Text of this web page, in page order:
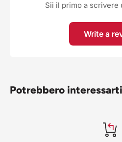
Sii il primo a scrivere
Write a
Potrebbero